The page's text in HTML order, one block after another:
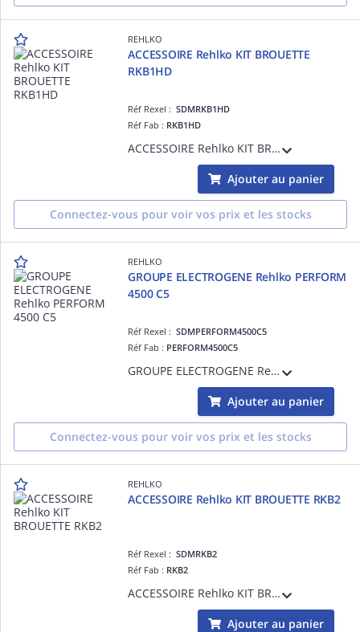
REHLKO
ACCESSOIRE Rehlko KIT BROUETTE
RKB1HD
Réf Rexel :SDMRKB1HD
Réf Fab : RKB1HD
ACCESSOIRE Rehlko KIT BROUETTE RKB1HD
Ajouter au panier
Connectez-vous pour voir vos prix et les stocks
REHLKO
GROUPE ELECTROGENE Rehlko PERFORM
4500 C5
Réf Rexel :SDMPERFORM4500C5
Réf Fab : PERFORM4500C5
GROUPE ELECTROGENE Rehlko PERFORM 4500 C5
Ajouter au panier
Connectez-vous pour voir vos prix et les stocks
REHLKO
ACCESSOIRE Rehlko KIT BROUETTE RKB2
Réf Rexel :SDMRKB2
Réf Fab : RKB2
ACCESSOIRE Rehlko KIT BROUETTE RKB2
Ajouter au panier